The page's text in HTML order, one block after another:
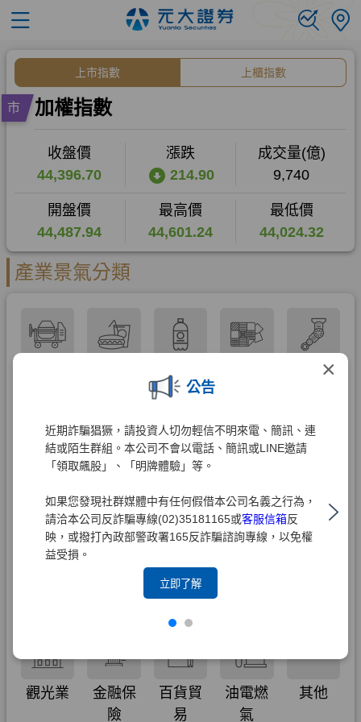
×
公告
近期詐騙猖獗，請投資人切勿輕信不明來電、簡訊、連
結或陌生群組。本公司不會以電話、簡訊或LINE邀請
「領取飆股」、「明牌體驗」等。
如果您發現社群媒體中有任何假借本公司名義之行為，
請洽本公司反詐騙專線(02)35181165或客服信箱反
映，或撥打內政部警政署165反詐騙諮詢專線，以免權
益受損。
立即了解